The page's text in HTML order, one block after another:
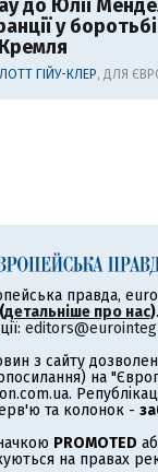
до Юлії
у
ГІЙУ-КЛЕР, ДЛЯ
правда,
(детальніше про нас).
з сайту
на
та колонок -
PROMOTED
на правах